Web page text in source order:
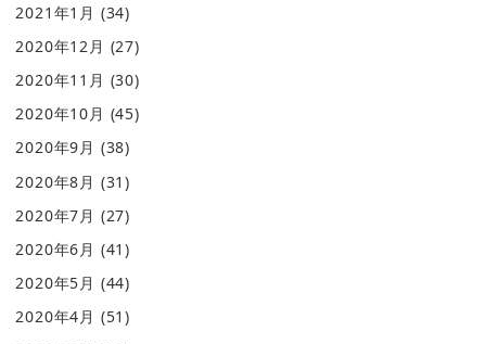
2021年1月 (34)
2020年12月 (27)
2020年11月 (30)
2020年10月 (45)
2020年9月 (38)
2020年8月 (31)
2020年7月 (27)
2020年6月 (41)
2020年5月 (44)
2020年4月 (51)